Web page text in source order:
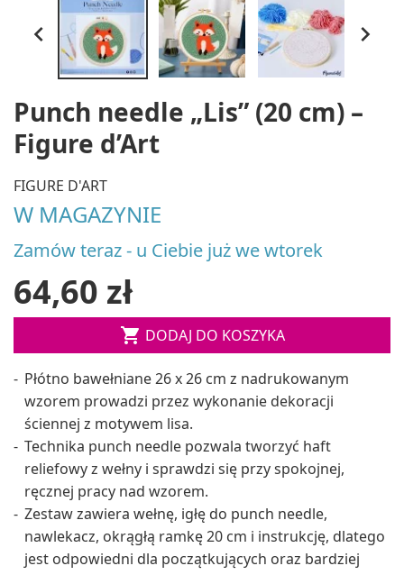
 
Punch needle „Lis” (20 cm) –
Figure d’Art
FIGURE D'ART
W MAGAZYNIE
Zamów teraz - u Ciebie już we wtorek
64,60 zł
 DODAJ DO KOSZYKA
Płótno bawełniane 26 x 26 cm z nadrukowanym
wzorem prowadzi przez wykonanie dekoracji
ściennej z motywem lisa.
Technika punch needle pozwala tworzyć haft
reliefowy z wełny i sprawdzi się przy spokojnej,
ręcznej pracy nad wzorem.
Zestaw zawiera wełnę, igłę do punch needle,
nawlekacz, okrągłą ramkę 20 cm i instrukcję, dlatego
jest odpowiedni dla początkujących oraz bardziej